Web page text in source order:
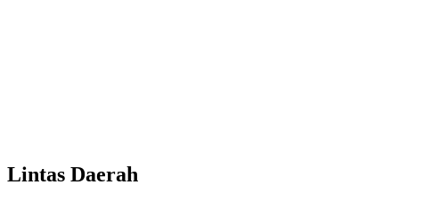
Lintas Daerah